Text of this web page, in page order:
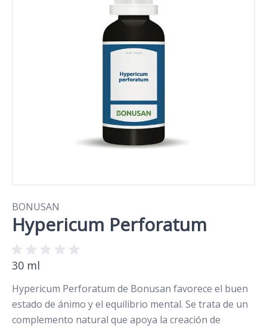
BONUSAN
Hypericum Perforatum
30 ml
Hypericum Perforatum de Bonusan favorece el buen
estado de ánimo y el equilibrio mental. Se trata de un
complemento natural que apoya la creación de